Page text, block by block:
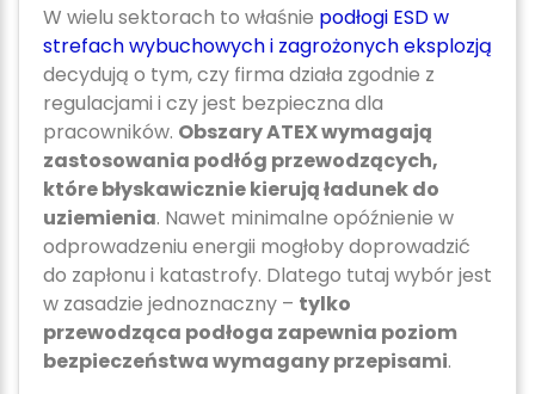
W wielu sektorach to właśnie podłogi ESD w
strefach wybuchowych i zagrożonych eksplozją
decydują o tym, czy firma działa zgodnie z
regulacjami i czy jest bezpieczna dla
pracowników. Obszary ATEX wymagają
zastosowania podłóg przewodzących,
które błyskawicznie kierują ładunek do
uziemienia. Nawet minimalne opóźnienie w
odprowadzeniu energii mogłoby doprowadzić
do zapłonu i katastrofy. Dlatego tutaj wybór jest
w zasadzie jednoznaczny – tylko
przewodząca podłoga zapewnia poziom
bezpieczeństwa wymagany przepisami.